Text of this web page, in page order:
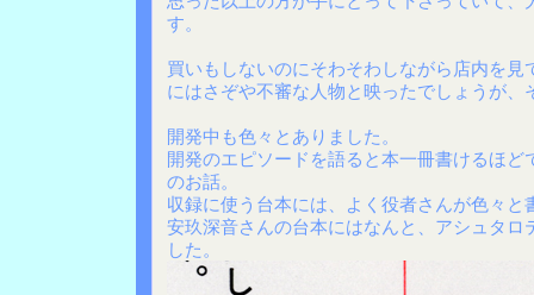
す。
買いもしないのにそわそわしながら店内を見
にはさぞや不審な人物と映ったでしょうが、
開発中も色々とありました。
開発のエピソードを語ると本一冊書けるほど
のお話。
収録に使う台本には、よく役者さんが色々と
安玖深音さんの台本にはなんと、アシュタロ
した。